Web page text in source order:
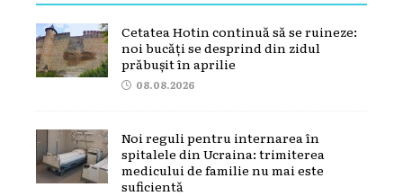
Cetatea Hotin continuă să se ruineze:
noi bucăți se desprind din zidul
prăbușit în aprilie
08.08.2026
Noi reguli pentru internarea în
spitalele din Ucraina: trimiterea
medicului de familie nu mai este
suficientă